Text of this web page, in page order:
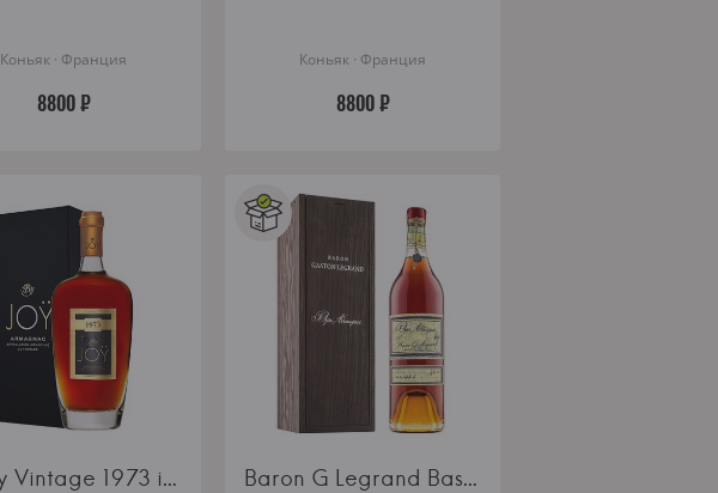
Коньяк · Франция
8800 ₽
Коньяк · Франция
8800 ₽
By Joy Vintage 1973 in gift box Baron G Legrand Bas Armagnac 1974 wooden box